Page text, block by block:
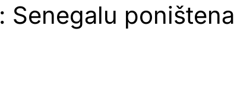
Senegalu poništena